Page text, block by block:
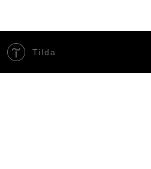
Tilda